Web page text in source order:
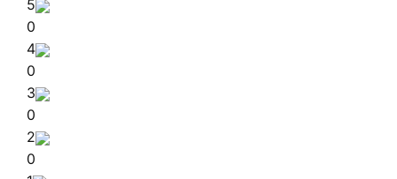
5
0
4
0
3
0
2
0